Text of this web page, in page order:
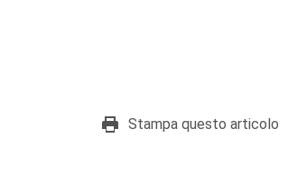
Stampa questo articolo